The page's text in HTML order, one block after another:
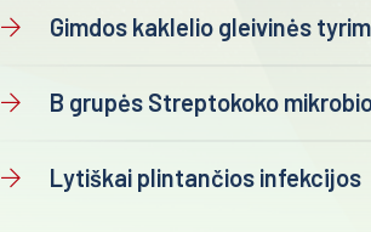
Gimdos kaklelio gleivinės
B grupės Streptokoko
Lytiškai plintančios infekcijos